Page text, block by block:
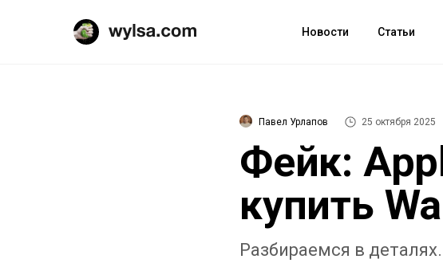
Новости Статьи
Павел Урлапов 25 октября 2025
Фейк:
купить
Разбираемся в деталях.